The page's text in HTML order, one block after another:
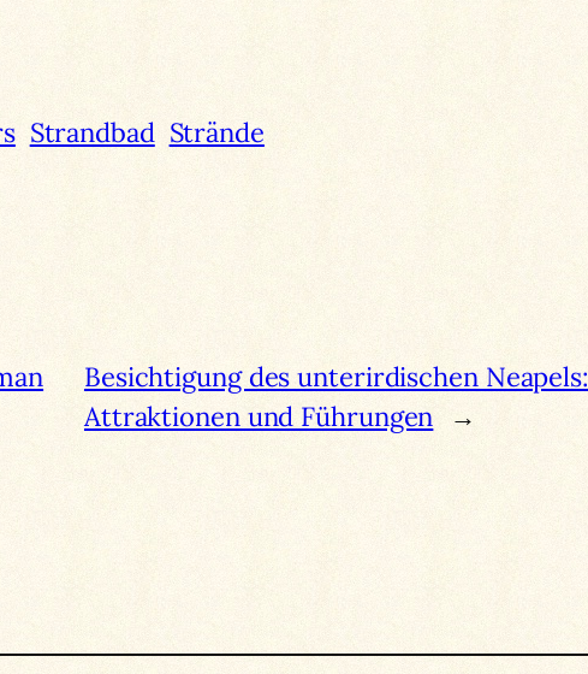
Strandbad Strände
Besichtigung des unterirdischen Neapels:
Attraktionen und Führungen
→